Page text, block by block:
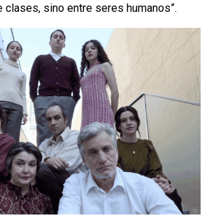
clases, sino entre seres humanos”.